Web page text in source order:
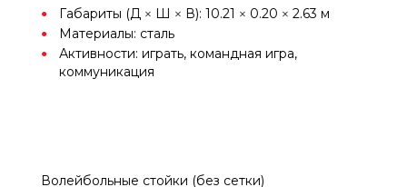
Габариты (Д × Ш × В): 10.21 × 0.20 × 2.63 м
Материалы: сталь
Активности: играть, командная игра,
коммуникация
Волейбольные стойки (без сетки)